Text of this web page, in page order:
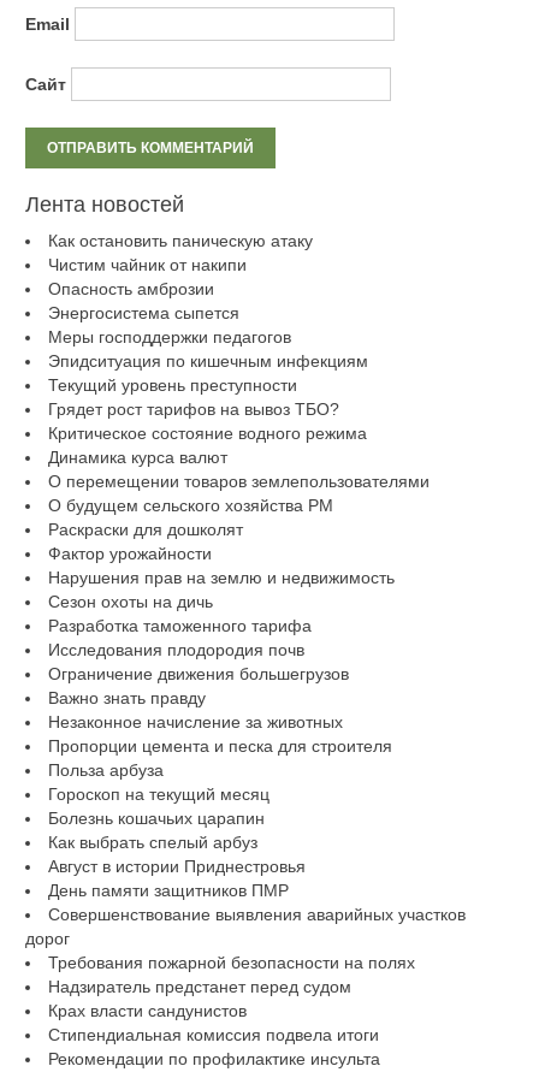
Email
Сайт
Лента новостей
Как остановить паническую атаку
Чистим чайник от накипи
Опасность амброзии
Энергосистема сыпется
Меры господдержки педагогов
Эпидситуация по кишечным инфекциям
Текущий уровень преступности
Грядет рост тарифов на вывоз ТБО?
Критическое состояние водного режима
Динамика курса валют
О перемещении товаров землепользователями
О будущем сельского хозяйства РМ
Раскраски для дошколят
Фактор урожайности
Нарушения прав на землю и недвижимость
Сезон охоты на дичь
Разработка таможенного тарифа
Исследования плодородия почв
Ограничение движения большегрузов
Важно знать правду
Незаконное начисление за животных
Пропорции цемента и песка для строителя
Польза арбуза
Гороскоп на текущий месяц
Болезнь кошачьих царапин
Как выбрать спелый арбуз
Август в истории Приднестровья
День памяти защитников ПМР
Совершенствование выявления аварийных участков
дорог
Требования пожарной безопасности на полях
Надзиратель предстанет перед судом
Крах власти сандунистов
Стипендиальная комиссия подвела итоги
Рекомендации по профилактике инсульта